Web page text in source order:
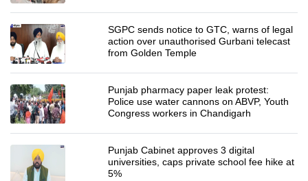
SGPC sends notice to GTC, warns of legal
action over unauthorised Gurbani telecast
from Golden Temple
Punjab pharmacy paper leak protest:
Police use water cannons on ABVP, Youth
Congress workers in Chandigarh
Punjab Cabinet approves 3 digital
universities, caps private school fee hike at
5%